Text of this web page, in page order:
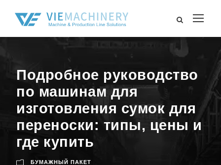
Подробное руководство
по машинам для
изготовления сумок для
переноски: типы, цены и
где купить
БУМАЖНЫЙ ПАКЕТ